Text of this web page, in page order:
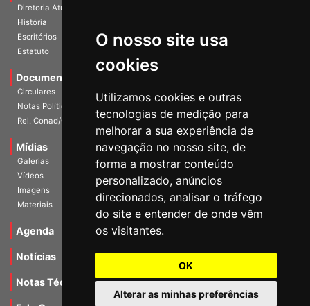
O nosso site usa
cookies
Utilizamos cookies e outras
tecnologias de medição para
melhorar a sua experiência de
navegação no nosso site, de
forma a mostrar conteúdo
personalizado, anúncios
direcionados, analisar o tráfego
do site e entender de onde vêm
os visitantes.
OK
Alterar as minhas preferências
Diretoria Atual
História
Escritórios
Estatuto
Documentos
Circulares
Notas Políticas
Rel. Conad/Congresso
Mídias
Galerias
Vídeos
Imagens
Materiais
Agenda
Notícias
Notas Técnicas